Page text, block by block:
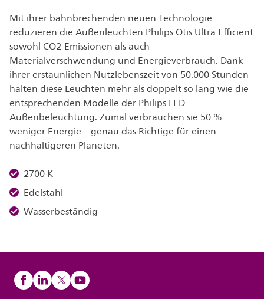
Mit ihrer bahnbrechenden neuen Technologie
reduzieren die Außenleuchten Philips Otis Ultra Efficient
sowohl CO2-Emissionen als auch
Materialverschwendung und Energieverbrauch. Dank
ihrer erstaunlichen Nutzlebenszeit von 50.000 Stunden
halten diese Leuchten mehr als doppelt so lang wie die
entsprechenden Modelle der Philips LED
Außenbeleuchtung. Zumal verbrauchen sie 50 %
weniger Energie – genau das Richtige für einen
nachhaltigeren Planeten.
2700 K
Edelstahl
Wasserbeständig